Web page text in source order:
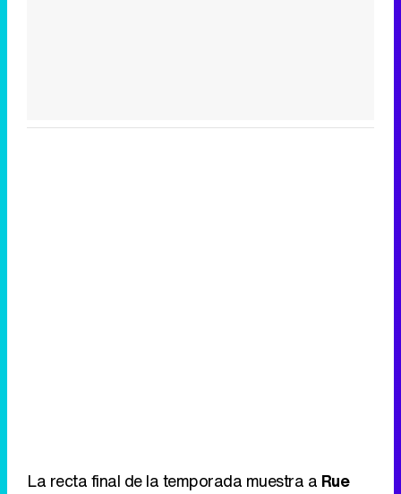
La recta final de la temporada muestra a Rue